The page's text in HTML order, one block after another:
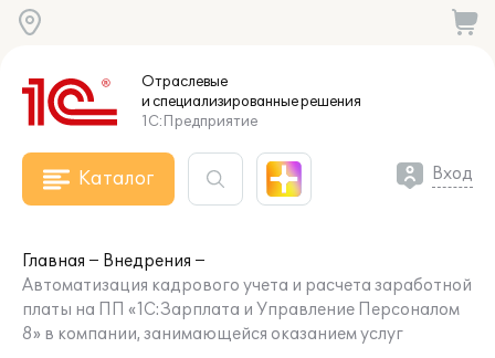
Отраслевые
и специализированныерешения
1С:Предприятие
Каталог Вход
Главная
Внедрения
Автоматизация кадрового учета и расчета заработной
платы на ПП «1С:Зарплата и Управление Персоналом
8» в компании, занимающейся оказанием услуг